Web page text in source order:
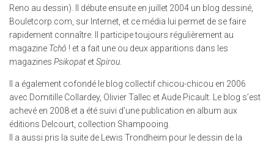
Reno au dessin). Il débute ensuite en juillet 2004 un blog dessiné,
Bouletcorp.com, sur Internet, et ce média lui permet de se faire
rapidement connaître. Il participe toujours régulièrement au
magazine Tchô ! et a fait une ou deux apparitions dans les
magazines PsikopatetSpirou
Il a également cofondé le blog collectif chicou-chicou en 2006
avec Domitille Collardey, Olivier Tallec et Aude Picault. Le blog s’est
achevé en 2008 et a été suivi d’une publication en album aux
éditions Delcourt, collection Shampooing.
Il a aussi pris la suite de Lewis Trondheim pour le dessin de la